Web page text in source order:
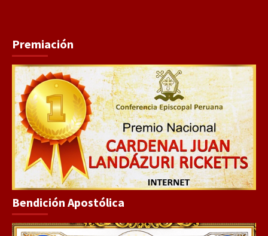
Premiación
Bendición Apostólica